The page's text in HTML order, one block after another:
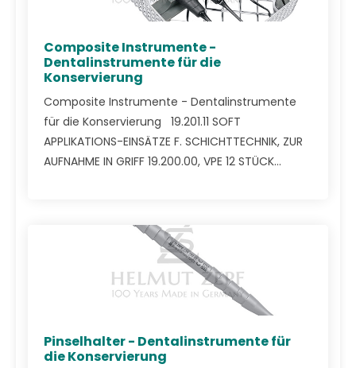
Composite Instrumente -
Dentalinstrumente für die
Konservierung
Composite Instrumente - Dentalinstrumente
für die Konservierung 19.201.11 SOFT
APPLIKATIONS-EINSÄTZE F. SCHICHTTECHNIK, ZUR
AUFNAHME IN GRIFF 19.200.00, VPE 12 STÜCK...
Pinselhalter - Dentalinstrumente für
die Konservierung